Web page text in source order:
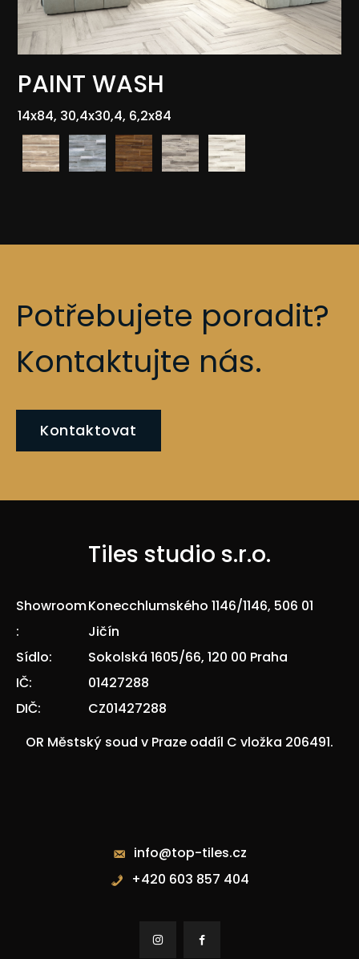
PAINT WASH
14x84, 30,4x30,4, 6,2x84
Potřebujete poradit?
Kontaktujte nás.
Kontaktovat
Tiles studio s.r.o.
Showroom
:
Konecchlumského 1146/1146, 506 01
Jičín
Sídlo:
Sokolská 1605/66, 120 00 Praha
IČ:
01427288
DIČ:
CZ01427288
OR Městský soud v Praze oddíl C vložka 206491.
info@top-tiles.cz
+420 603 857 404
 